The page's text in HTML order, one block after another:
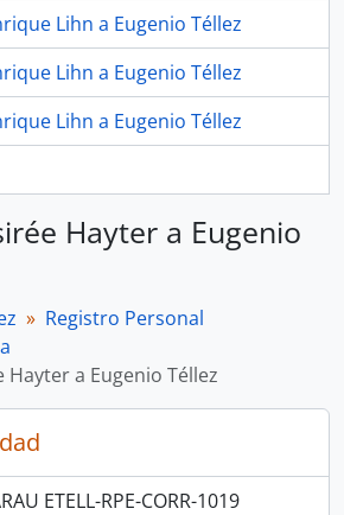
Lihn a Eugenio Téllez
Lihn a Eugenio Téllez
Lihn a Eugenio Téllez
Hayter a Eugenio
Registro Personal
Hayter a Eugenio Téllez
ETELL-RPE-CORR-1019